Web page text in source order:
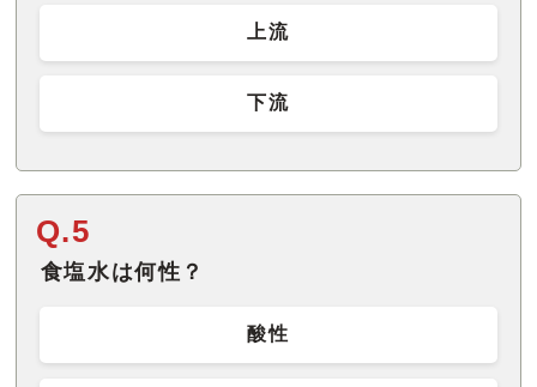
上流
下流
Q.5
食塩水は何性？
酸性